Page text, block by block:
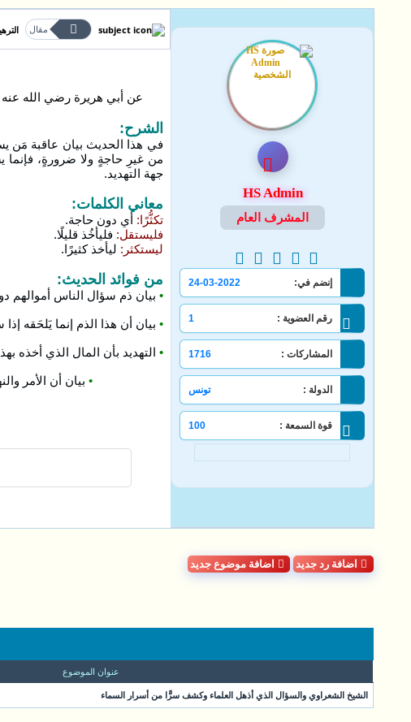
مقال
HS Admin
المشرف العام
إنضم في: 24-03-2022
رقم العضوية : 1
المشاركات : 1716
الدولة : تونس
قوة السمعة : 100
عن أبي هريرة رضي الله
الشرح:
في هذا الحديث بيان عاقبة مَن
من غيرِ حاجةٍ ولا ضرورةٍ،
جهة التهديد.
معاني الكلمات:
تكثُّرًا: أي دون حاجة.
فليستقل: فليأخُذ قليلًا.
ليستكثر: ليأخذ كثيرًا.
من فوائد الحديث:
• بيان ذم سؤال الناس أموالهم
• بيان أن هذا الذم إنما يَلحَقه
• التهديد بأن المال الذي أخذه
•بيان أن الأمر
اضافة رد جديد اضافة موضوع جديد
عنوان الموضوع
الشيخ الشعراوي والسؤال الذي أذهل العلماء وكشف سرًّا من أسرار السماء